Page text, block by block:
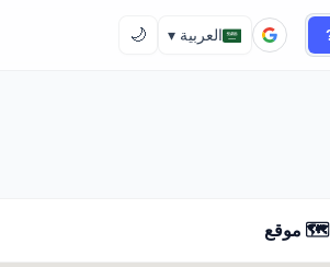
العربية ▾ 🌙
🗺️ موقع